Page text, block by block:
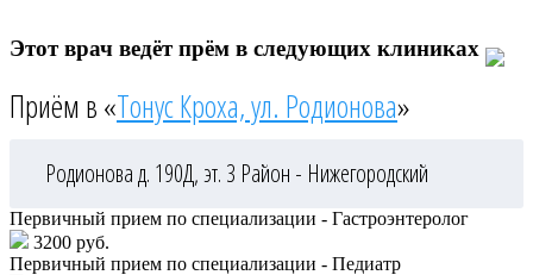
Этот врач ведёт прём в следующих клиниках
Приём в «Тонус Кроха, ул. Родионова»
Родионова д. 190Д, эт. 3 Район - Нижегородский
Первичный прием по специализации - Гастроэнтеролог
3200 руб.
Первичный прием по специализации - Педиатр